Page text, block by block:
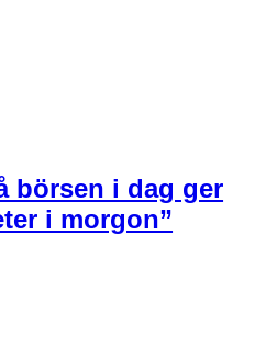
börsen i dag ger
i morgon”